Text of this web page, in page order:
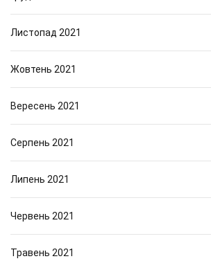
Листопад 2021
Жовтень 2021
Вересень 2021
Серпень 2021
Липень 2021
Червень 2021
Травень 2021